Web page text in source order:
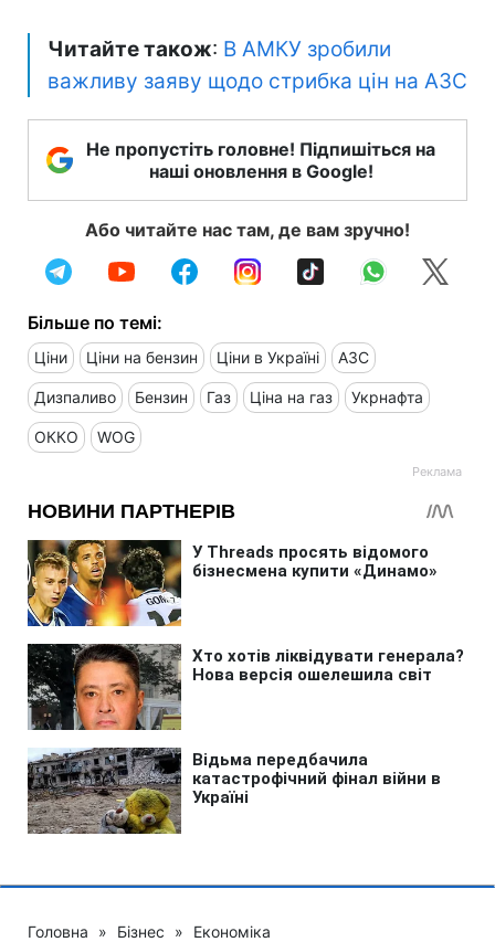
Читайте також: В АМКУ зробили
важливу заяву щодо стрибка цін на АЗС
Не пропустіть головне! Підпишіться на
наші оновлення в Google!
Або читайте нас там, де вам зручно!
Більше по темі:
Ціни Ціни на бензин Ціни в Україні АЗС
Дизпаливо Бензин Газ Ціна на газ Укрнафта
ОККО WOG
Головна » Бізнес » Економіка